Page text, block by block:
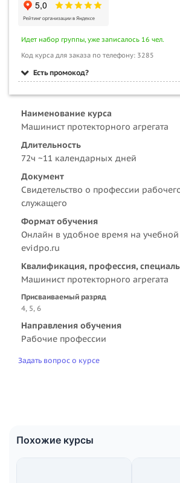
Идет набор группы, уже записалось 16 чел.
Код курса для заказа по телефону: 3285
Есть промокод?
Наименование курса
Машинист протекторного агрегата
Длительность
72ч ~11 календарных дней
Документ
Свидетельство о профессии
служащего
Формат обучения
Онлайн в удобное время на
evidpo.ru
Квалификация, профессия,
Машинист протекторного агрегата
Присваиваемый разряд
4, 5, 6
Направления обучения
Рабочие профессии
Задать вопрос о курсе
Похожие курсы